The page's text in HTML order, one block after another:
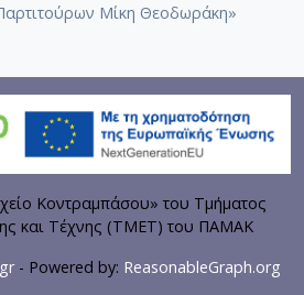
Μίκη Θεοδωράκη»
Κοντραμπάσου» του Τμήματος
και Τέχνης (ΤΜΕΤ) του ΠΑΜΑΚ
- Powered by: ReasonableGraph.org